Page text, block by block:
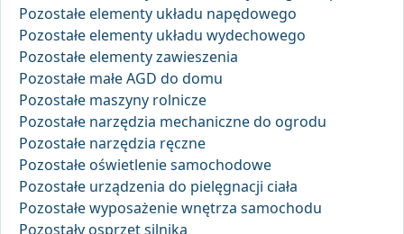
Pozostałe elementy układu napędowego
Pozostałe elementy układu wydechowego
Pozostałe elementy zawieszenia
Pozostałe małe AGD do domu
Pozostałe maszyny rolnicze
Pozostałe narzędzia mechaniczne do ogrodu
Pozostałe narzędzia ręczne
Pozostałe oświetlenie samochodowe
Pozostałe urządzenia do pielęgnacji ciała
Pozostałe wyposażenie wnętrza samochodu
Pozostały osprzęt silnika